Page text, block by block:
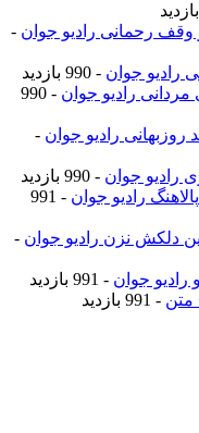
وقف رحمانی رادیو جوان -
رادیو جوان - 990 بازدید
مردانی رادیو جوان
- 990
روزبهانی رادیو جوان -
رادیو جوان - 990 بازدید
رادیو جوان
- 991
دلکش نزن رادیو جوان -
رادیو جوان - 991 بازدید
متن - 991 بازدید